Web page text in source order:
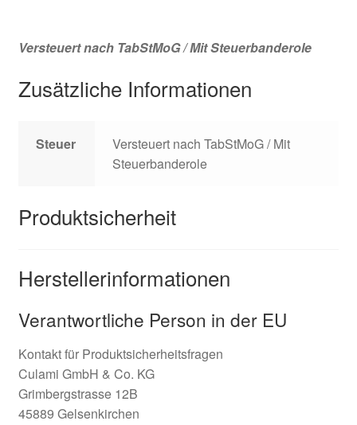
Versteuert nach TabStMoG / Mit Steuerbanderole
Zusätzliche Informationen
Steuer
Versteuert nach TabStMoG / Mit
Steuerbanderole
Produktsicherheit
Herstellerinformationen
Verantwortliche Person in der EU
Kontakt für Produktsicherheitsfragen
Culami GmbH & Co. KG
Grimbergstrasse 12B
45889 Gelsenkirchen